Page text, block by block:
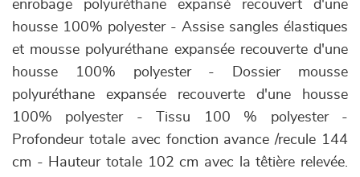
enrobage polyuréthane expansé recouvert d'une
housse 100% polyester - Assise sangles élastiques
et mousse polyuréthane expansée recouverte d'une
housse 100% polyester - Dossier mousse
polyuréthane expansée recouverte d'une housse
100% polyester - Tissu 100 % polyester -
Profondeur totale avec fonction avance /recule 144
cm - Hauteur totale 102 cm avec la têtière relevée.